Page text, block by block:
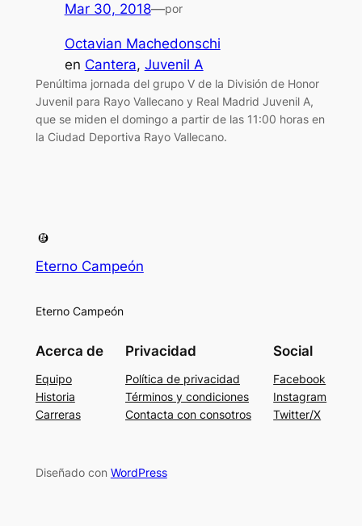
Mar 30, 2018—por
Octavian Machedonschi
en Cantera, Juvenil A
Penúltima jornada del grupo V de la División de Honor
Juvenil para Rayo Vallecano y Real Madrid Juvenil A,
que se miden el domingo a partir de las 11:00 horas en
la Ciudad Deportiva Rayo Vallecano.
Eterno Campeón
Eterno Campeón
Acerca de
Equipo
Historia
Carreras
Privacidad
Política de privacidad
Términos y condiciones
Contacta con consotros
Social
Facebook
Instagram
Twitter/X
Diseñado con WordPress